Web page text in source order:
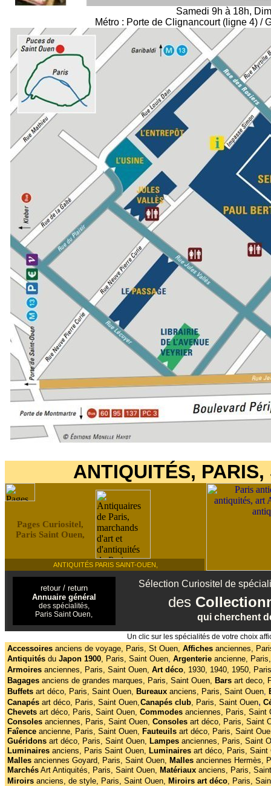
Samedi 9h à 18h,
Métro : Porte de Clignancourt (ligne 4) /
ANTIQUITÉS,
Pages Curiositel,
Paris Saint Ouen,
ANTIQUITÉS PARIS SAINT-OUEN,
retour / return
Annuaire général
des spécialités,
Paris Saint Ouen,
Sélection Curiositel de
des
qui cherchent
Un clic sur les spécialités de votre choix
Accessoires anciens de voyage, Paris, St Ouen, Affiches anciennes,
Antiquités du Japon 1900, Paris, Saint Ouen, Argenterie ancienne,
Armoires anciennes, Paris, Saint Ouen, Art déco, 1930, 1940, 1950,
Bagages anciens de grandes marques, Paris, Saint Ouen, Bars art deco,
Buffets art déco, Paris, Saint Ouen, Bureaux anciens, Paris, Saint Ouen,
Canapés art déco, Paris, Saint Ouen,Canapés club, Paris, Saint Ouen,
Chevets art déco, Paris, Saint Ouen, Commodes anciennes, Paris, Saint
Consoles anciennes, Paris, Saint Ouen, Consoles art déco, Paris, Saint
Faîence ancienne, Paris, Saint Ouen, Fauteuils art déco, Paris, Saint
Guéridons art déco, Paris, Saint Ouen, Lampes anciennes, Paris, Saint
Luminaires anciens, Paris Saint Ouen, Luminaires art déco, Paris, Saint
Malles anciennes Goyard, Paris, Saint Ouen, Malles anciennes Hermès,
Marchés Art Antiquités, Paris, Saint Ouen, Matériaux anciens, Paris,
Miroirs anciens, de style, Paris, Saint Ouen, Miroirs art déco, Paris,